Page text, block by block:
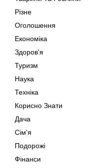
Різне
Оголошення
Економіка
Здоров'я
Туризм
Наука
Техніка
Корисно Знати
Дача
Сім'я
Подорожі
Фінанси